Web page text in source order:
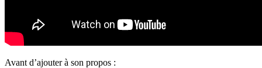
Avant d’ajouter à son propos :